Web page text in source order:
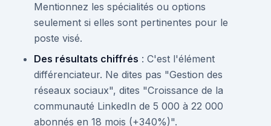
Mentionnez les spécialités ou options
seulement si elles sont pertinentes pour le
poste visé.
Des résultats chiffrés : C'est l'élément
différenciateur. Ne dites pas "Gestion des
réseaux sociaux", dites "Croissance de la
communauté LinkedIn de 5 000 à 22 000
abonnés en 18 mois (+340%)".